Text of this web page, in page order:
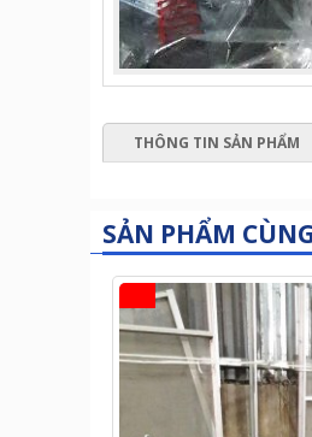
THÔNG TIN SẢN PHẨM
SẢN PHẨM